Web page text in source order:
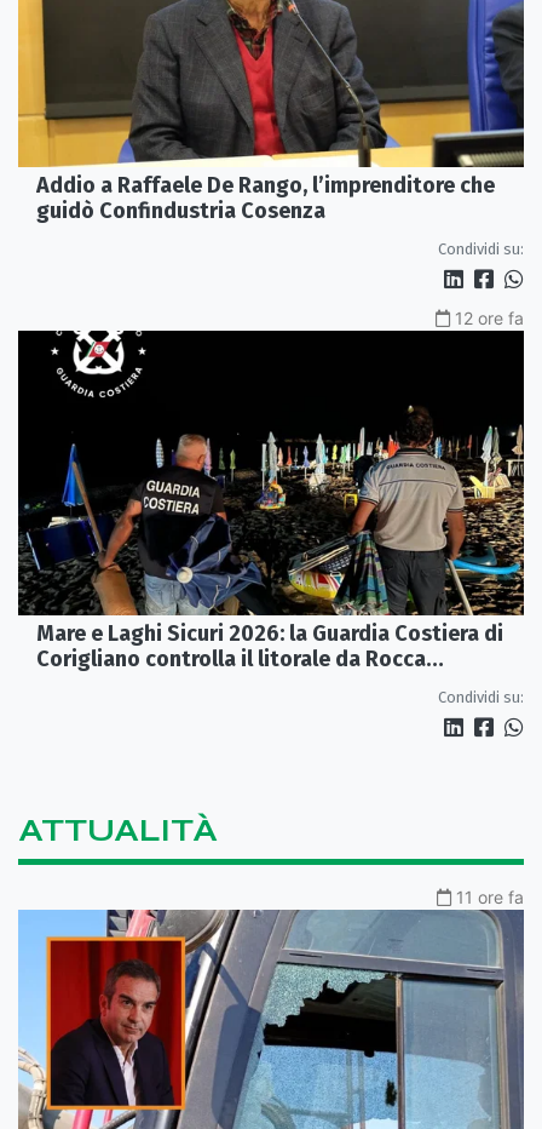
Addio a Raffaele De Rango, l’imprenditore che
guidò Confindustria Cosenza
Condividi su:
12 ore fa
Mare e Laghi Sicuri 2026: la Guardia Costiera di
Corigliano controlla il litorale da Rocca
Condividi su:
ATTUALITÀ
11 ore fa